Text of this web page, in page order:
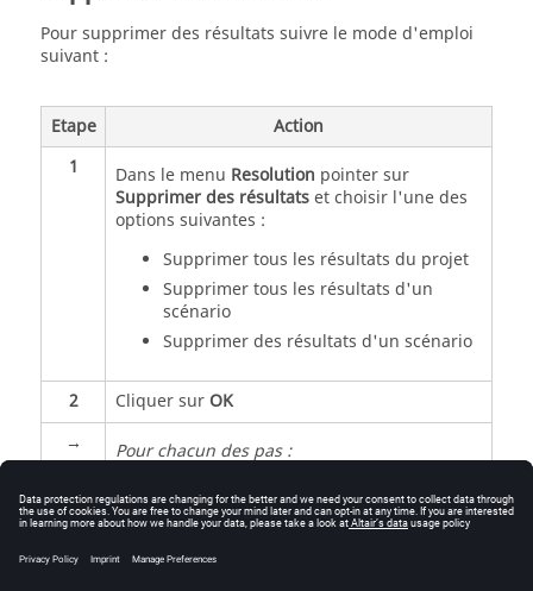
Pour supprimer des résultats suivre le mode d'emploi
suivant :
Etape
Action
1
Dans le menu Resolution pointer sur
Supprimer des résultatset choisir l'une des
options suivantes :
Supprimer tous les résultats du projet
Supprimer tous les résultats d'un
scénario
Supprimer des résultats d'un scénario
2 Cliquer sur OK
→
Pour chacun des pas :
le fichier solution
EF (SOLVE_FLU_i.EFL)
est supprimé
supprimés